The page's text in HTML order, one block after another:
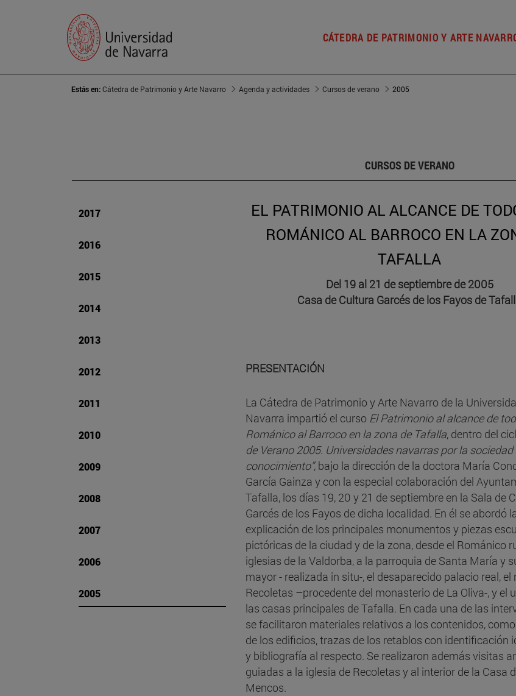
CÁTEDRA DE PATRIMONIO Y ARTE
Estás en:Cátedra de Patrimonio y Arte Navarro Agenda y actividades Cursos de verano 2005
CURSOS DE VERANO
2017
2016
2015
2014
2013
2012
2011
2010
2009
2008
2007
2006
2005
EL PATRIMONIO AL ALCANCE DE
ROMÁNICO AL BARROCO EN LA
TAFALLA
Del 19 al 21 de septiembre de 2005
Casa de Cultura Garcés de los Fayos de
PRESENTACIÓN
La Cátedra de Patrimonio y Arte Navarro de la
Navarra impartió el curso El Patrimonio al alcance de
Románico al Barroco en la zona de Tafalla, dentro del
de Verano 2005. Universidades navarras por la sociedad
conocimiento”, bajo la dirección de la doctora María
García Gainza y con la especial colaboración del
Tafalla, los días 19, 20 y 21 de septiembre en la Sala de
Garcés de los Fayos de dicha localidad. En él se abordó
explicación de los principales monumentos y piezas
pictóricas de la ciudad y de la zona, desde el Románico
iglesias de la Valdorba, a la parroquia de Santa María y
mayor - realizada in situ-, el desaparecido palacio real, el
Recoletas –procedente del monasterio de La Oliva-, y el
las casas principales de Tafalla. En cada una de las
se facilitaron materiales relativos a los contenidos,
de los edificios, trazas de los retablos con identificación
y bibliografía al respecto. Se realizaron además visitas
guiadas a la iglesia de Recoletas y al interior de la Casa
Mencos.